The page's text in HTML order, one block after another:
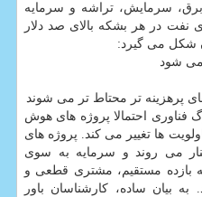
سرمایش، تراشه و سرمایه
نفت در هر بشکه بالای صد دلار
شکل می گیرد:
می شود
پرهزینه تر محتاط تر می شوند
احتمالا پروژه های هوش
ها تغییر می کند. پروژه های
می روند و سرمایه به سوی
مستقیم، مشتری قطعی و
بیان ساده، کارشناسان باور